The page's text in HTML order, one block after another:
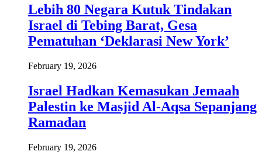
Lebih 80 Negara Kutuk Tindakan
Israel di Tebing Barat, Gesa
Pematuhan ‘Deklarasi New York’
February 19, 2026
Israel Hadkan Kemasukan Jemaah
Palestin ke Masjid Al-Aqsa Sepanjang
Ramadan
February 19, 2026